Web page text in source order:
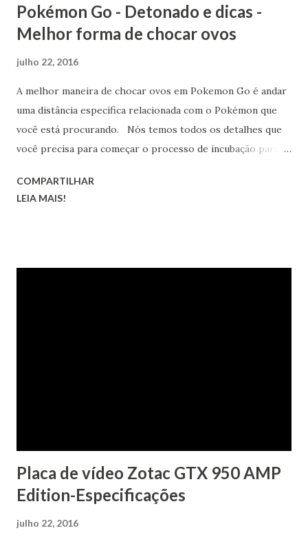
Pokémon Go - Detonado e dicas -
Melhor forma de chocar ovos
julho 22, 2016
A melhor maneira de chocar ovos em Pokemon Go é andar
uma distância específica relacionada com o Pokémon que
você está procurando. Nós temos todos os detalhes que
você precisa para começar o processo de incubação para
monte de Pokémon para pegar e um monte de Pokémon
COMPARTILHAR
LEIA MAIS!
Placa de vídeo Zotac GTX 950 AMP
Edition-Especificações
julho 22, 2016